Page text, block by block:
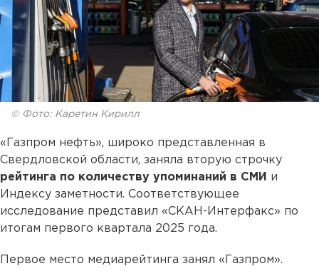
© Фото: Каретин Кирилл
«Газпром нефть», широко представленная в
Свердловской области, заняла вторую строчку
рейтинга по количеству упоминаний в СМИ
и
Индексу заметности. Соответствующее
исследование представил «СКАН-Интерфакс» по
итогам первого квартала 2025 года.
Первое место медиарейтинга занял «Газпром».